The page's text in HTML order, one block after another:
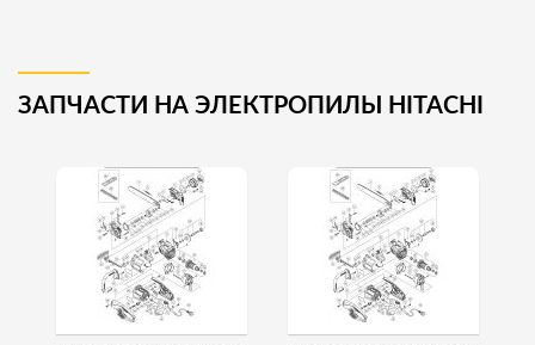
ЗАПЧАСТИ НА ЭЛЕКТРОПИЛЫ HITACHI